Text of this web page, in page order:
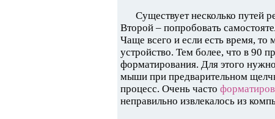
Существует несколько путей
Второй – попробовать
Чаще всего и если есть время, то
устройство. Тем более, что в 90
форматирования. Для этого
мыши при предварительном
процесс. Очень часто
неправильно извлекалось из